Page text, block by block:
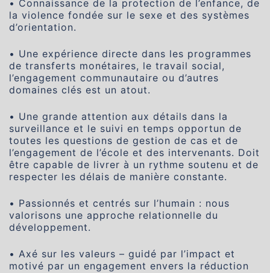
• Connaissance de la protection de l’enfance, de
la violence fondée sur le sexe et des systèmes
d’orientation.
• Une expérience directe dans les programmes
de transferts monétaires, le travail social,
l’engagement communautaire ou d’autres
domaines clés est un atout.
• Une grande attention aux détails dans la
surveillance et le suivi en temps opportun de
toutes les questions de gestion de cas et de
l’engagement de l’école et des intervenants. Doit
être capable de livrer à un rythme soutenu et de
respecter les délais de manière constante.
• Passionnés et centrés sur l’humain : nous
valorisons une approche relationnelle du
développement.
• Axé sur les valeurs – guidé par l’impact et
motivé par un engagement envers la réduction